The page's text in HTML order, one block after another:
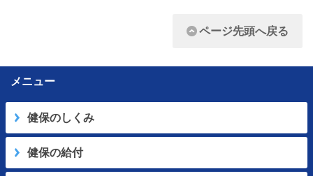
ページ先頭へ戻る
メニュー
健保のしくみ
健保の給付